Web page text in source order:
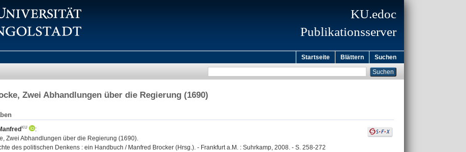
KU.edoc
Publikationsserver
Startseite Blättern Suchen
Zwei Abhandlungen über die Regierung (1690)
:
Zwei Abhandlungen über die Regierung (1690).
des politischen Denkens : ein Handbuch / Manfred Brocker (Hrsg.). - Frankfurt a.M. : Suhrkamp, 2008. - S. 258-272